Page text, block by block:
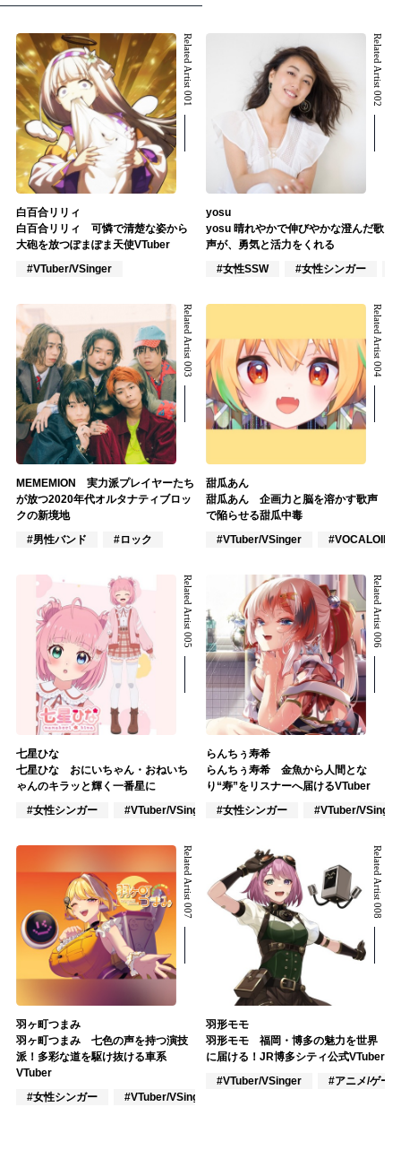
Related Artist 001
白百合リリィ
白百合リリィ 可憐で清楚な姿から
大砲を放つぽまぽま天使VTuber
#VTuber/VSinger
Related Artist 002
yosu
yosu 晴れやかで伸びやかな澄んだ歌
声が、勇気と活力をくれる
#女性SSW
#女性シンガー
Related Artist 003
MEMEMION 実力派プレイヤーたち
が放つ2020年代オルタナティブロッ
クの新境地
#男性バンド
#ロック
Related Artist 004
甜瓜あん
甜瓜あん 企画力と脳を溶かす歌声
で陥らせる甜瓜中毒
#VTuber/VSinger
#VOCALOID
Related Artist 005
七星ひな
七星ひな おにいちゃん・おねいち
ゃんのキラッと輝く一番星に
#女性シンガー
#VTuber/VSinger #VOCALOID
Related Artist 006
らんちぅ寿希
らんちぅ寿希 金魚から人間とな
り“寿”をリスナーへ届けるVTuber
#女性シンガー
#VTuber/VSinger
Related Artist 007
羽ヶ町つまみ
羽ヶ町つまみ 七色の声を持つ演技
派！多彩な道を駆け抜ける車系
VTuber
#女性シンガー
#VTuber/VSinger
Related Artist 008
羽形モモ
羽形モモ 福岡・博多の魅力を世界
に届ける！JR博多シティ公式VTuber
#VTuber/VSinger
#アニメ/ゲーム